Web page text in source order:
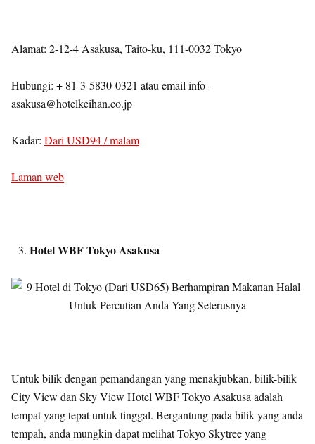
Alamat: 2-12-4 Asakusa, Taito-ku, 111-0032 Tokyo
Hubungi: + 81-3-5830-0321 atau email info-
asakusa@hotelkeihan.co.jp
Kadar: Dari USD94 / malam
Laman web
Hotel WBF Tokyo Asakusa
Untuk bilik dengan pemandangan yang menakjubkan, bilik-bilik
City View dan Sky View Hotel WBF Tokyo Asakusa adalah
tempat yang tepat untuk tinggal. Bergantung pada bilik yang anda
tempah, anda mungkin dapat melihat Tokyo Skytree yang